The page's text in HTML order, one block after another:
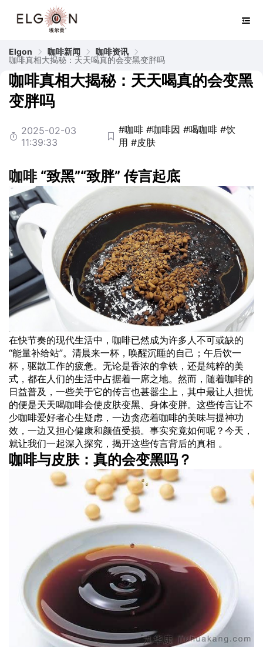
Elgon 咖啡新闻
咖啡资讯
咖啡真相大揭秘：天天喝真的会变黑变胖吗
咖啡真相大揭秘：天天喝真的会变黑
变胖吗
2025-02-03
11:39:33
#咖啡 #咖啡因 #喝咖啡 #饮
用 #皮肤
咖啡“致黑”“致胖” 传言起底
在快节奏的现代生活中，咖啡已然成为许多人不可或缺的
“能量补给站”。清晨来一杯，唤醒沉睡的自己；午后饮一
杯，驱散工作的疲惫。无论是香浓的拿铁，还是纯粹的美
式，都在人们的生活中占据着一席之地。然而，随着咖啡的
日益普及，一些关于它的传言也甚嚣尘上，其中最让人担忧
的便是天天喝咖啡会使皮肤变黑、身体变胖。这些传言让不
少咖啡爱好者心生疑虑，一边贪恋着咖啡的美味与提神功
效，一边又担心健康和颜值受损。事实究竟如何呢？今天，
就让我们一起深入探究，揭开这些传言背后的真相 。
咖啡与皮肤：真的会变黑吗？